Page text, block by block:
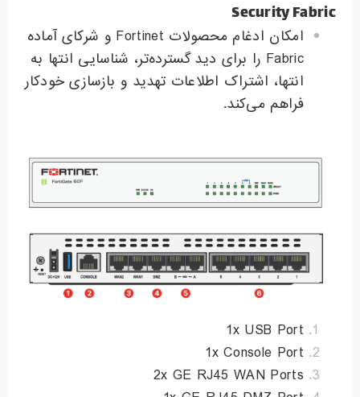
Security Fabric
امکان ادغام محصولات Fortinet و شرکای آماده
Fabric را برای دید گسترده‌تر، شناسایی انتها به
انتها، اشتراک اطلاعات تهدید و بازسازی خودکار
فراهم می‌کند.
1x USB Port
1x Console Port
2x GE RJ45 WAN Ports